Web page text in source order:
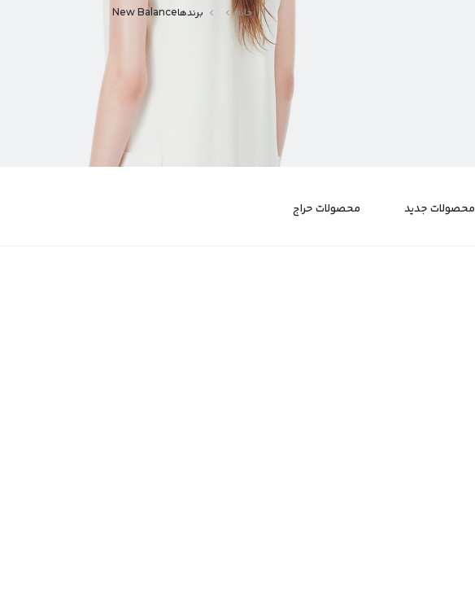
خانه برندهاNew Balance
محصولات جدید محصولات حراج